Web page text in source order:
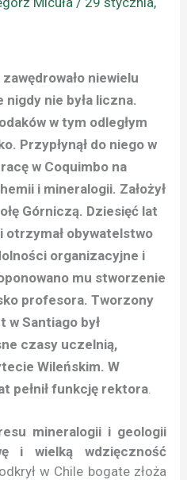
niewielu
nigdy nie była liczna.
w tym odległym
Przypłynął do niego w
w Coquimbo na
i mineralogii. Założył
Górniczą. Dziesięć lat
otrzymał obywatelstwo
organizacyjne i
mu stworzenie
profesora. Tworzony
Santiago był
czasy uczelnią,
Wileńskim. W
pełnił funkcję rektora.
mineralogii i geologii
i wielką wdzięczność
w Chile bogate złoża